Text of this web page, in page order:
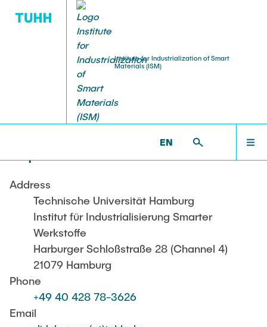
Institute for Industrialization of Smart
Materials (ISM)
EN
TEAM MEMBERS
RESEARCH
BRAVE
FlexMat3D
GENSPIN
KoPro-VR
LitEndo
STUDENT THESES
IMPRESSUM
Address
Technische Universität Hamburg
Institut für Industrialisierung Smarter
Werkstoffe
Harburger Schloßstraße 28 (Channel 4)
21079 Hamburg
Phone
+49 40 428 78-3626
Email